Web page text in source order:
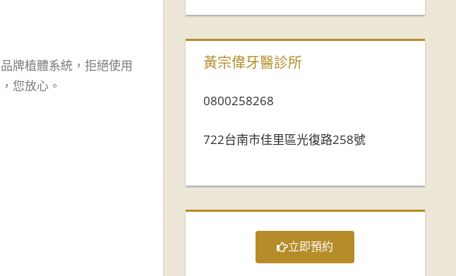
牌植體系統，拒絕使用
您放心。
黃宗偉牙醫診所
0800258268
722台南市佳里區光復路258號
立即預約